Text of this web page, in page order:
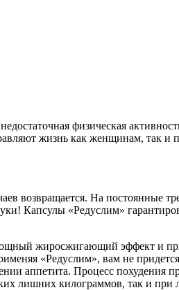
физическая
жизнь как женщинам, так и
возвращается. На постоянные
Капсулы «Редуслим»
жиросжигающий эффект и при
«Редуслим», вам не
аппетита. Процесс похудения
лишних килограммов, так и